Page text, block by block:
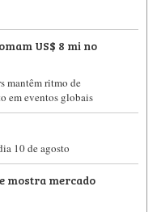
US$ 8 mi no
mantêm ritmo de
em eventos globais
10 de agosto
mostra mercado